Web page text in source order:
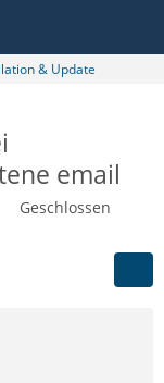
& Update
email
Geschlossen